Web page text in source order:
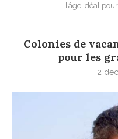
l’âge idéal
Colonies de
pour les
2